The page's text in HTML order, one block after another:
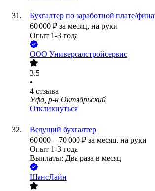
Бухгалтер по заработной плате/
60 000 ₽ за месяц, на руки
Опыт 1-3 года
ООО Универсалстройсервис
3.5
•
4 отзыва
Уфа, р-н Октябрьский
Откликнуться
Ведущий бухгалтер
60 000 – 70 000 ₽ за месяц, на руки
Опыт 1-3 года
Выплаты: Два раза в месяц
ШансЛайн